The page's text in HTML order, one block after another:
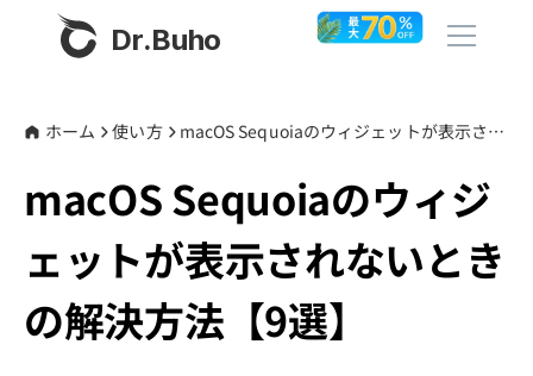
Dr.Buho
製品
BuhoCleaner
BuhoRepair
ストア
ホーム 使い方 macOS Sequoiaのウィジェットが表示されないときの解決方法【9選】
macOS Sequoiaのウィジ
ェットが表示されないとき
の解決方法【9選】